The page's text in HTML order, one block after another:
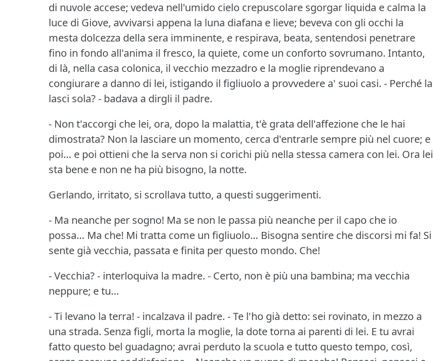
di nuvole accese; vedeva nell'umido cielo crepuscolare sgorgar liquida e calma la
luce di Giove, avvivarsi appena la luna diafana e lieve; beveva con gli occhi la
mesta dolcezza della sera imminente, e respirava, beata, sentendosi penetrare
fino in fondo all'anima il fresco, la quiete, come un conforto sovrumano. Intanto,
di là, nella casa colonica, il vecchio mezzadro e la moglie riprendevano a
congiurare a danno di lei, istigando il figliuolo a provvedere a' suoi casi. - Perché la
lasci sola?- badava a dirgli il padre.
- Non t'accorgi che lei, ora, dopo la malattia, t'è grata dell'affezione che le hai
dimostrata? Non la lasciare un momento, cerca d'entrarle sempre più nel cuore; e
poi… e poi ottieni che la serva non si corichi più nella stessa camera con lei. Ora lei
sta bene e non ne ha più bisogno, la notte.
Gerlando, irritato, si scrollava tutto, a questi suggerimenti.
- Ma neanche per sogno! Ma se non le passa più neanche per il capo che io
possa… Ma che! Mi tratta come un figliuolo… Bisogna sentire che discorsi mi fa! Si
sente già vecchia, passata e finita per questo mondo. Che!
- Vecchia?- interloquiva la madre. - Certo, non è più una bambina; ma vecchia
neppure; e tu…
- Ti levano la terra! - incalzava il padre. - Te l'ho già detto: sei rovinato, in mezzo a
una strada. Senza figli, morta la moglie, la dote torna ai parenti di lei. E tu avrai
fatto questo bel guadagno; avrai perduto la scuola e tutto questo tempo, così,